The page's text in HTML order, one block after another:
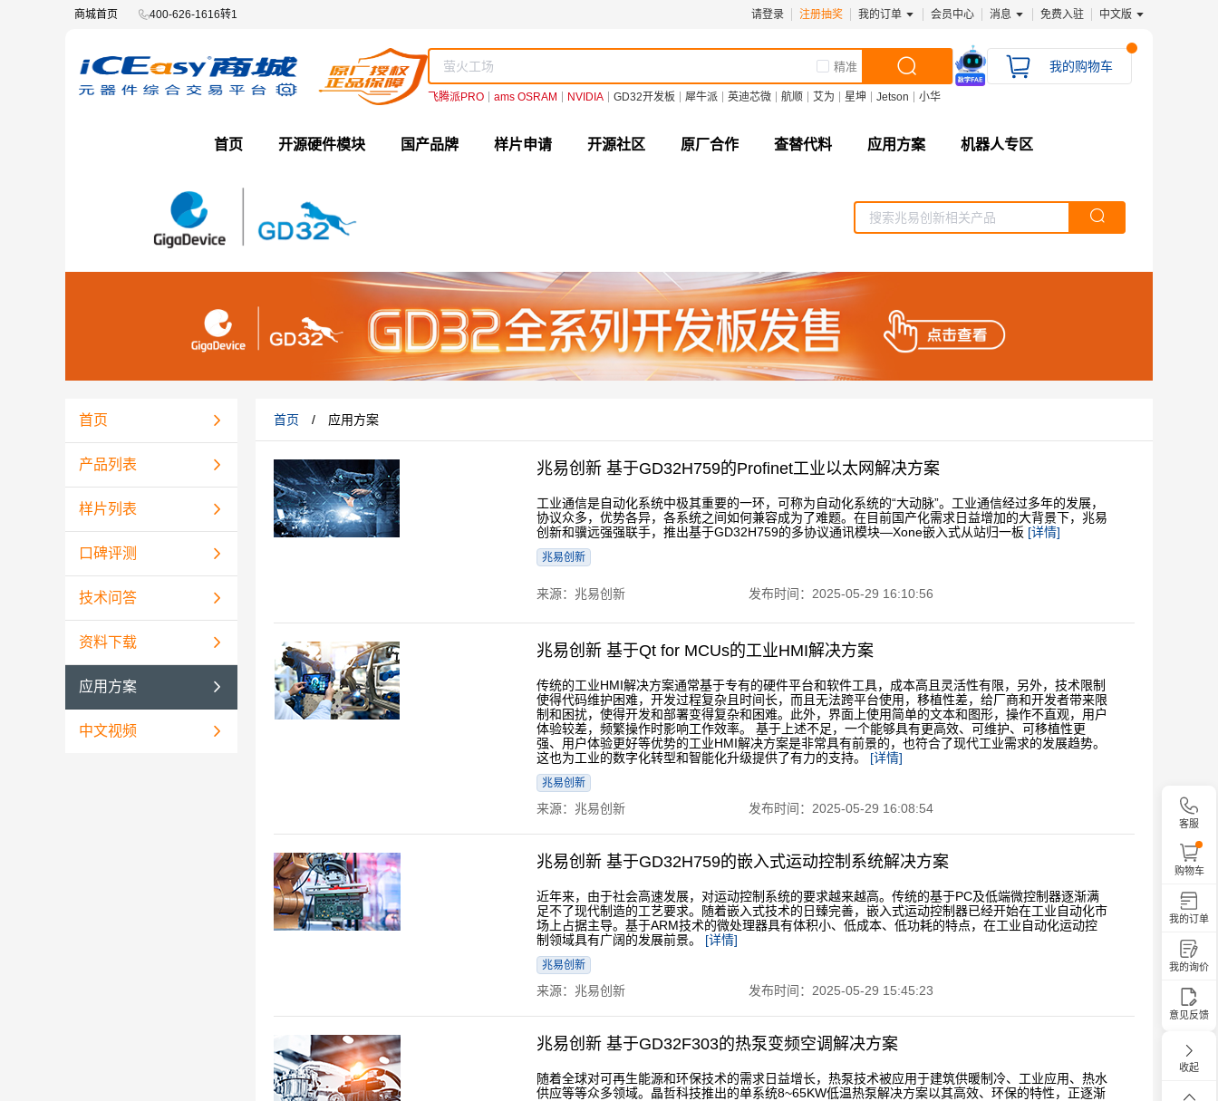
商城首页 400-626-1616转1 请登录 注册抽奖 我的订单 会员中心 消息 免费入驻 中文版
客服
购物车
我的订单
我的询价
意见反馈
收起
精准
飞腾派PRO ams OSRAM NVIDIA GD32开发板 犀牛派 英迪芯微 航顺 艾为 星坤 Jetson 小华
我的购物车
首页 开源硬件模块 国产品牌 样片申请 开源社区 原厂合作 查替代料 应用方案 机器人专区
首页
产品列表
样片列表
口碑评测
技术问答
资料下载
应用方案
中文视频
首页 / 应用方案
兆易创新 基于GD32H759的Profinet工业以太网解决方案
工业通信是自动化系统中极其重要的一环，可称为自动化系统的“大动脉”。工业通信经过多年的发展，
协议众多，优势各异，各系统之间如何兼容成为了难题。在目前国产化需求日益增加的大背景下，兆易
创新和骥远强强联手，推出基于GD32H759的多协议通讯模块—Xone嵌入式从站归一板 [详情]
兆易创新
来源：兆易创新 发布时间：2025-05-29 16:10:56
兆易创新 基于Qt for MCUs的工业HMI解决方案
传统的工业HMI解决方案通常基于专有的硬件平台和软件工具，成本高且灵活性有限，另外，技术限制
使得代码维护困难，开发过程复杂且时间长，而且无法跨平台使用，移植性差，给厂商和开发者带来限
制和困扰，使得开发和部署变得复杂和困难。此外，界面上使用简单的文本和图形，操作不直观，用户
体验较差，频繁操作时影响工作效率。 基于上述不足，一个能够具有更高效、可维护、可移植性更
强、用户体验更好等优势的工业HMI解决方案是非常具有前景的，也符合了现代工业需求的发展趋势。
这也为工业的数字化转型和智能化升级提供了有力的支持。 [详情]
兆易创新
来源：兆易创新 发布时间：2025-05-29 16:08:54
兆易创新 基于GD32H759的嵌入式运动控制系统解决方案
近年来，由于社会高速发展，对运动控制系统的要求越来越高。传统的基于PC及低端微控制器逐渐满
足不了现代制造的工艺要求。随着嵌入式技术的日臻完善，嵌入式运动控制器已经开始在工业自动化市
场上占据主导。基于ARM技术的微处理器具有体积小、低成本、低功耗的特点，在工业自动化运动控
制领域具有广阔的发展前景。 [详情]
兆易创新
来源：兆易创新 发布时间：2025-05-29 15:45:23
兆易创新 基于GD32F303的热泵变频空调解决方案
随着全球对可再生能源和环保技术的需求日益增长，热泵技术被应用于建筑供暖制冷、工业应用、热水
供应等等众多领域。晶哲科技推出的单系统8~65KW低温热泵解决方案以其高效、环保的特性，正逐渐